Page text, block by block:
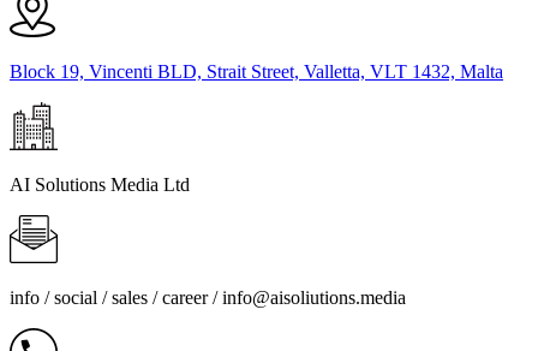
Block 19, Vincenti BLD, Strait Street, Valletta, VLT 1432, Malta
AI Solutions Media Ltd
info / social / sales / career /info@aisoliutions.media